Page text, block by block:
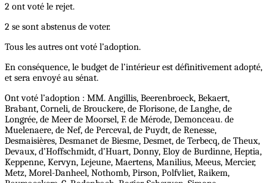
2 ont voté le rejet.
2 se sont abstenus de voter.
Tous les autres ont voté l’adoption.
En conséquence, le budget de l’intérieur est définitivement adopté,
et sera envoyé au sénat.
Ont voté l’adoption : MM. Angillis, Beerenbroeck, Bekaert,
Brabant, Corneli, de Brouckere, de Florisone, de Langhe, de
Longrée, de Meer de Moorsel, F. de Mérode, Demonceau. de
Muelenaere, de Nef, de Perceval, de Puydt, de Renesse,
Desmaisières, Desmanet de Biesme, Desmet, de Terbecq, de Theux,
Devaux, d’Hoffschmidt, d’Huart, Donny, Eloy de Burdinne, Heptia,
Keppenne, Kervyn, Lejeune, Maertens, Manilius, Meeus, Mercier,
Metz, Morel-Danheel, Nothomb, Pirson, Polfvliet, Raikem,